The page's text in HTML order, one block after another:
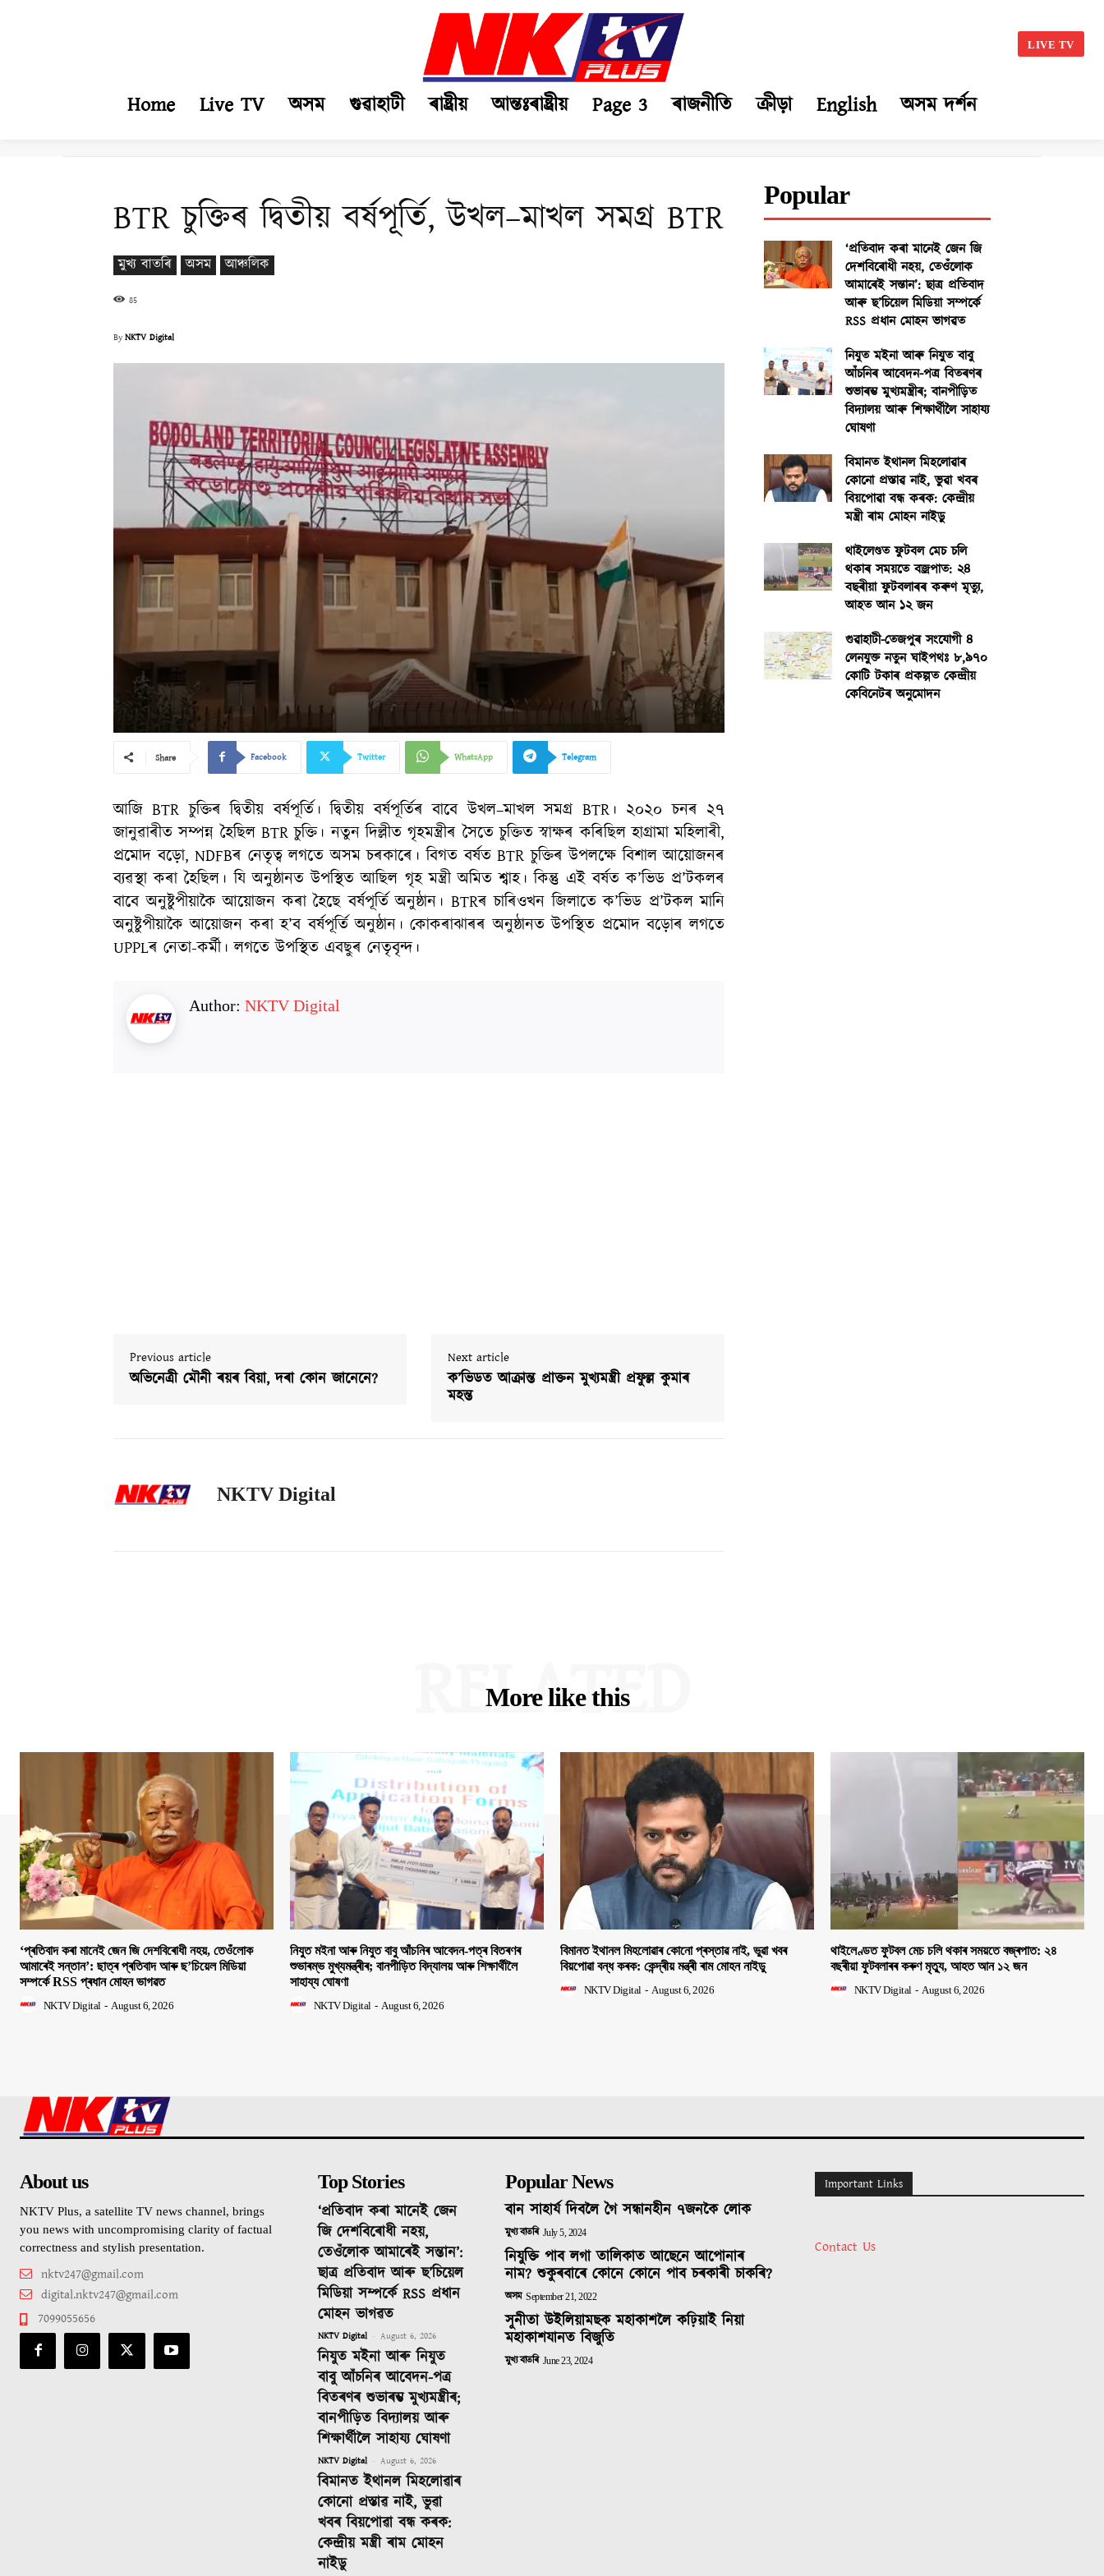
LIVE TV
Home Live TV অসম গুৱাহাটী ৰাষ্ট্ৰীয় আন্তঃৰাষ্ট্ৰীয় Page 3 ৰাজনীতি ক্ৰীড়া English অসম দৰ্শন
BTR চুক্তিৰ দ্বিতীয় বৰ্ষপূৰ্তি, উখল–মাখল সমগ্ৰ BTR
মুখ্য বাতৰি অসম আঞ্চলিক
85
ByNKTV Digital
Share Facebook Twitter WhatsApp Telegram
আজি BTR চুক্তিৰ দ্বিতীয় বৰ্ষপূৰ্তি। দ্বিতীয় বৰ্ষপূৰ্তিৰ বাবে উখল–মাখল সমগ্ৰ BTR। ২০২০ চনৰ ২৭
জানুৱাৰীত সম্পন্ন হৈছিল BTR চুক্তি। নতুন দিল্লীত গৃহমন্ত্ৰীৰ সৈতে চুক্তিত স্বাক্ষৰ কৰিছিল হাগ্ৰামা মহিলাৰী,
প্ৰমোদ বড়ো, NDFBৰ নেতৃত্ব লগতে অসম চৰকাৰে। বিগত বৰ্ষত BTR চুক্তিৰ উপলক্ষে বিশাল আয়োজনৰ
ব্যৱস্থা কৰা হৈছিল। যি অনুষ্ঠানত উপস্থিত আছিল গৃহ মন্ত্ৰী অমিত শ্বাহ। কিন্তু এই বৰ্ষত ক’ভিড প্ৰ’টকলৰ
বাবে অনুষ্টুপীয়াকৈ আয়োজন কৰা হৈছে বৰ্ষপূৰ্তি অনুষ্ঠান। BTRৰ চাৰিওখন জিলাতে ক’ভিড প্ৰ’টকল মানি
অনুষ্টুপীয়াকৈ আয়োজন কৰা হ’ব বৰ্ষপূৰ্তি অনুষ্ঠান। কোকৰাঝাৰৰ অনুষ্ঠানত উপস্থিত প্ৰমোদ বড়োৰ লগতে
UPPLৰ নেতা-কৰ্মী। লগতে উপস্থিত এবছুৰ নেতৃবৃন্দ।
Author: NKTV Digital
Previous article
অভিনেত্ৰী মৌনী ৰয়ৰ বিয়া, দৰা কোন জানেনে?
Next article
ক’ভিডত আক্রান্ত প্ৰাক্তন মুখ্যমন্ত্ৰী প্ৰফুল্ল কুমাৰ
মহন্ত
NKTV Digital
Popular
‘প্ৰতিবাদ কৰা মানেই জেন জি
দেশবিৰোধী নহয়, তেওঁলোক
আমাৰেই সন্তান’: ছাত্ৰ প্ৰতিবাদ
আৰু ছ’চিয়েল মিডিয়া সম্পৰ্কে
RSS প্ৰধান মোহন ভাগৱত
নিযুত মইনা আৰু নিযুত বাবু
আঁচনিৰ আবেদন-পত্ৰ বিতৰণৰ
শুভাৰম্ভ মুখ্যমন্ত্ৰীৰ; বানপীড়িত
বিদ্যালয় আৰু শিক্ষাৰ্থীলৈ সাহায্য
ঘোষণা
বিমানত ইথানল মিহলোৱাৰ
কোনো প্ৰস্তাৱ নাই, ভুৱা খবৰ
বিয়পোৱা বন্ধ কৰক: কেন্দ্ৰীয়
মন্ত্ৰী ৰাম মোহন নাইডু
থাইলেণ্ডত ফুটবল মেচ চলি
থকাৰ সময়তে বজ্ৰপাত: ২৪
বছৰীয়া ফুটবলাৰৰ কৰুণ মৃত্যু,
আহত আন ১২ জন
গুৱাহাটী-তেজপুৰ সংযোগী ৪
লেনযুক্ত নতুন ঘাইপথঃ ৮,৯৭০
কোটি টকাৰ প্ৰকল্পত কেন্দ্ৰীয়
কেবিনেটৰ অনুমোদন
More like this
RELATED
‘প্ৰতিবাদ কৰা মানেই জেন জি দেশবিৰোধী নহয়, তেওঁলোক
আমাৰেই সন্তান’: ছাত্ৰ প্ৰতিবাদ আৰু ছ’চিয়েল মিডিয়া
সম্পৰ্কে RSS প্ৰধান মোহন ভাগৱত
NKTV Digital - August 6, 2026
নিযুত মইনা আৰু নিযুত বাবু আঁচনিৰ আবেদন-পত্ৰ বিতৰণৰ
শুভাৰম্ভ মুখ্যমন্ত্ৰীৰ; বানপীড়িত বিদ্যালয় আৰু শিক্ষাৰ্থীলৈ
সাহায্য ঘোষণা
NKTV Digital - August 6, 2026
বিমানত ইথানল মিহলোৱাৰ কোনো প্ৰস্তাৱ নাই, ভুৱা খবৰ
বিয়পোৱা বন্ধ কৰক: কেন্দ্ৰীয় মন্ত্ৰী ৰাম মোহন নাইডু
NKTV Digital - August 6, 2026
থাইলেণ্ডত ফুটবল মেচ চলি থকাৰ সময়তে বজ্ৰপাত: ২৪
বছৰীয়া ফুটবলাৰৰ কৰুণ মৃত্যু, আহত আন ১২ জন
NKTV Digital - August 6, 2026
About us
NKTV Plus, a satellite TV news channel, brings
you news with uncompromising clarity of factual
correctness and stylish presentation.
nktv247@gmail.com
digital.nktv247@gmail.com
7099055656
Top Stories
‘প্ৰতিবাদ কৰা মানেই জেন
জি দেশবিৰোধী নহয়,
তেওঁলোক আমাৰেই সন্তান’:
ছাত্ৰ প্ৰতিবাদ আৰু ছ’চিয়েল
মিডিয়া সম্পৰ্কে RSS প্ৰধান
মোহন ভাগৱত
NKTV Digital - August 6, 2026
নিযুত মইনা আৰু নিযুত
বাবু আঁচনিৰ আবেদন-পত্ৰ
বিতৰণৰ শুভাৰম্ভ মুখ্যমন্ত্ৰীৰ;
বানপীড়িত বিদ্যালয় আৰু
শিক্ষাৰ্থীলৈ সাহায্য ঘোষণা
NKTV Digital - August 6, 2026
বিমানত ইথানল মিহলোৱাৰ
কোনো প্ৰস্তাৱ নাই, ভুৱা
খবৰ বিয়পোৱা বন্ধ কৰক:
কেন্দ্ৰীয় মন্ত্ৰী ৰাম মোহন
নাইডু
Popular News
বান সাহাৰ্য দিবলৈ গৈ সন্ধানহীন ৭জনকৈ লোক
মুখ্য বাতৰি July 5, 2024
নিযুক্তি পাব লগা তালিকাত আছেনে আপোনাৰ
নাম? শুকুৰবাৰে কোনে কোনে পাব চৰকাৰী চাকৰি?
অসম September 21, 2022
সুনীতা উইলিয়ামছক মহাকাশলৈ কঢ়িয়াই নিয়া
মহাকাশযানত বিজুতি
মুখ্য বাতৰি June 23, 2024
Important Links
Contact Us